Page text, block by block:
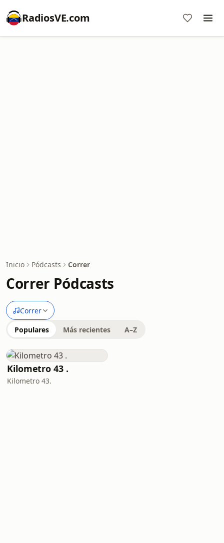
RadiosVE.com
Inicio Pódcasts Correr
Correr Pódcasts
Correr
Populares Más recientes A–Z
Kilometro 43 .
Kilometro 43.